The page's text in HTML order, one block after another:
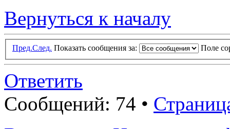
Вернуться к началу
Пред.След. Показать сообщения за: Поле
Ответить
Сообщений: 74 •